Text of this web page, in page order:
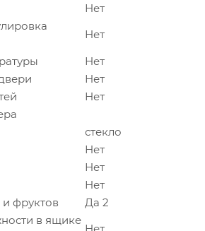
Нет
Нет
Нет
Нет
Нет
стекло
Нет
Нет
Нет
фруктов
Да 2
в ящике